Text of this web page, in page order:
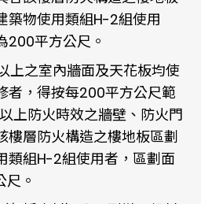
築物使用類組H-2組使用
200平方公尺。
上之室內牆面及天花板均使
者，得按每200平方公尺範
上防火時效之牆壁、防火門
樓層防火構造之樓地板區劃
類組H-2組使用者，區劃面
。